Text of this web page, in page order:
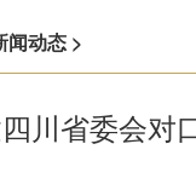
闻动态 >
川省委会对